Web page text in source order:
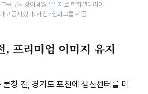
룹 부사장이 4월 1일 자로 한화갤러리아
고 공시했다. 사진=한화그룹 제공
, 프리미엄 이미지 유지
칭 전, 경기도 포천에 생산센터를 미